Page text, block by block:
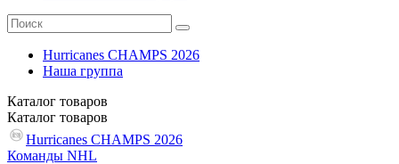
Hurricanes CHAMPS 2026
Наша группа
Каталог товаров
Каталог товаров
Hurricanes CHAMPS 2026
Команды NHL